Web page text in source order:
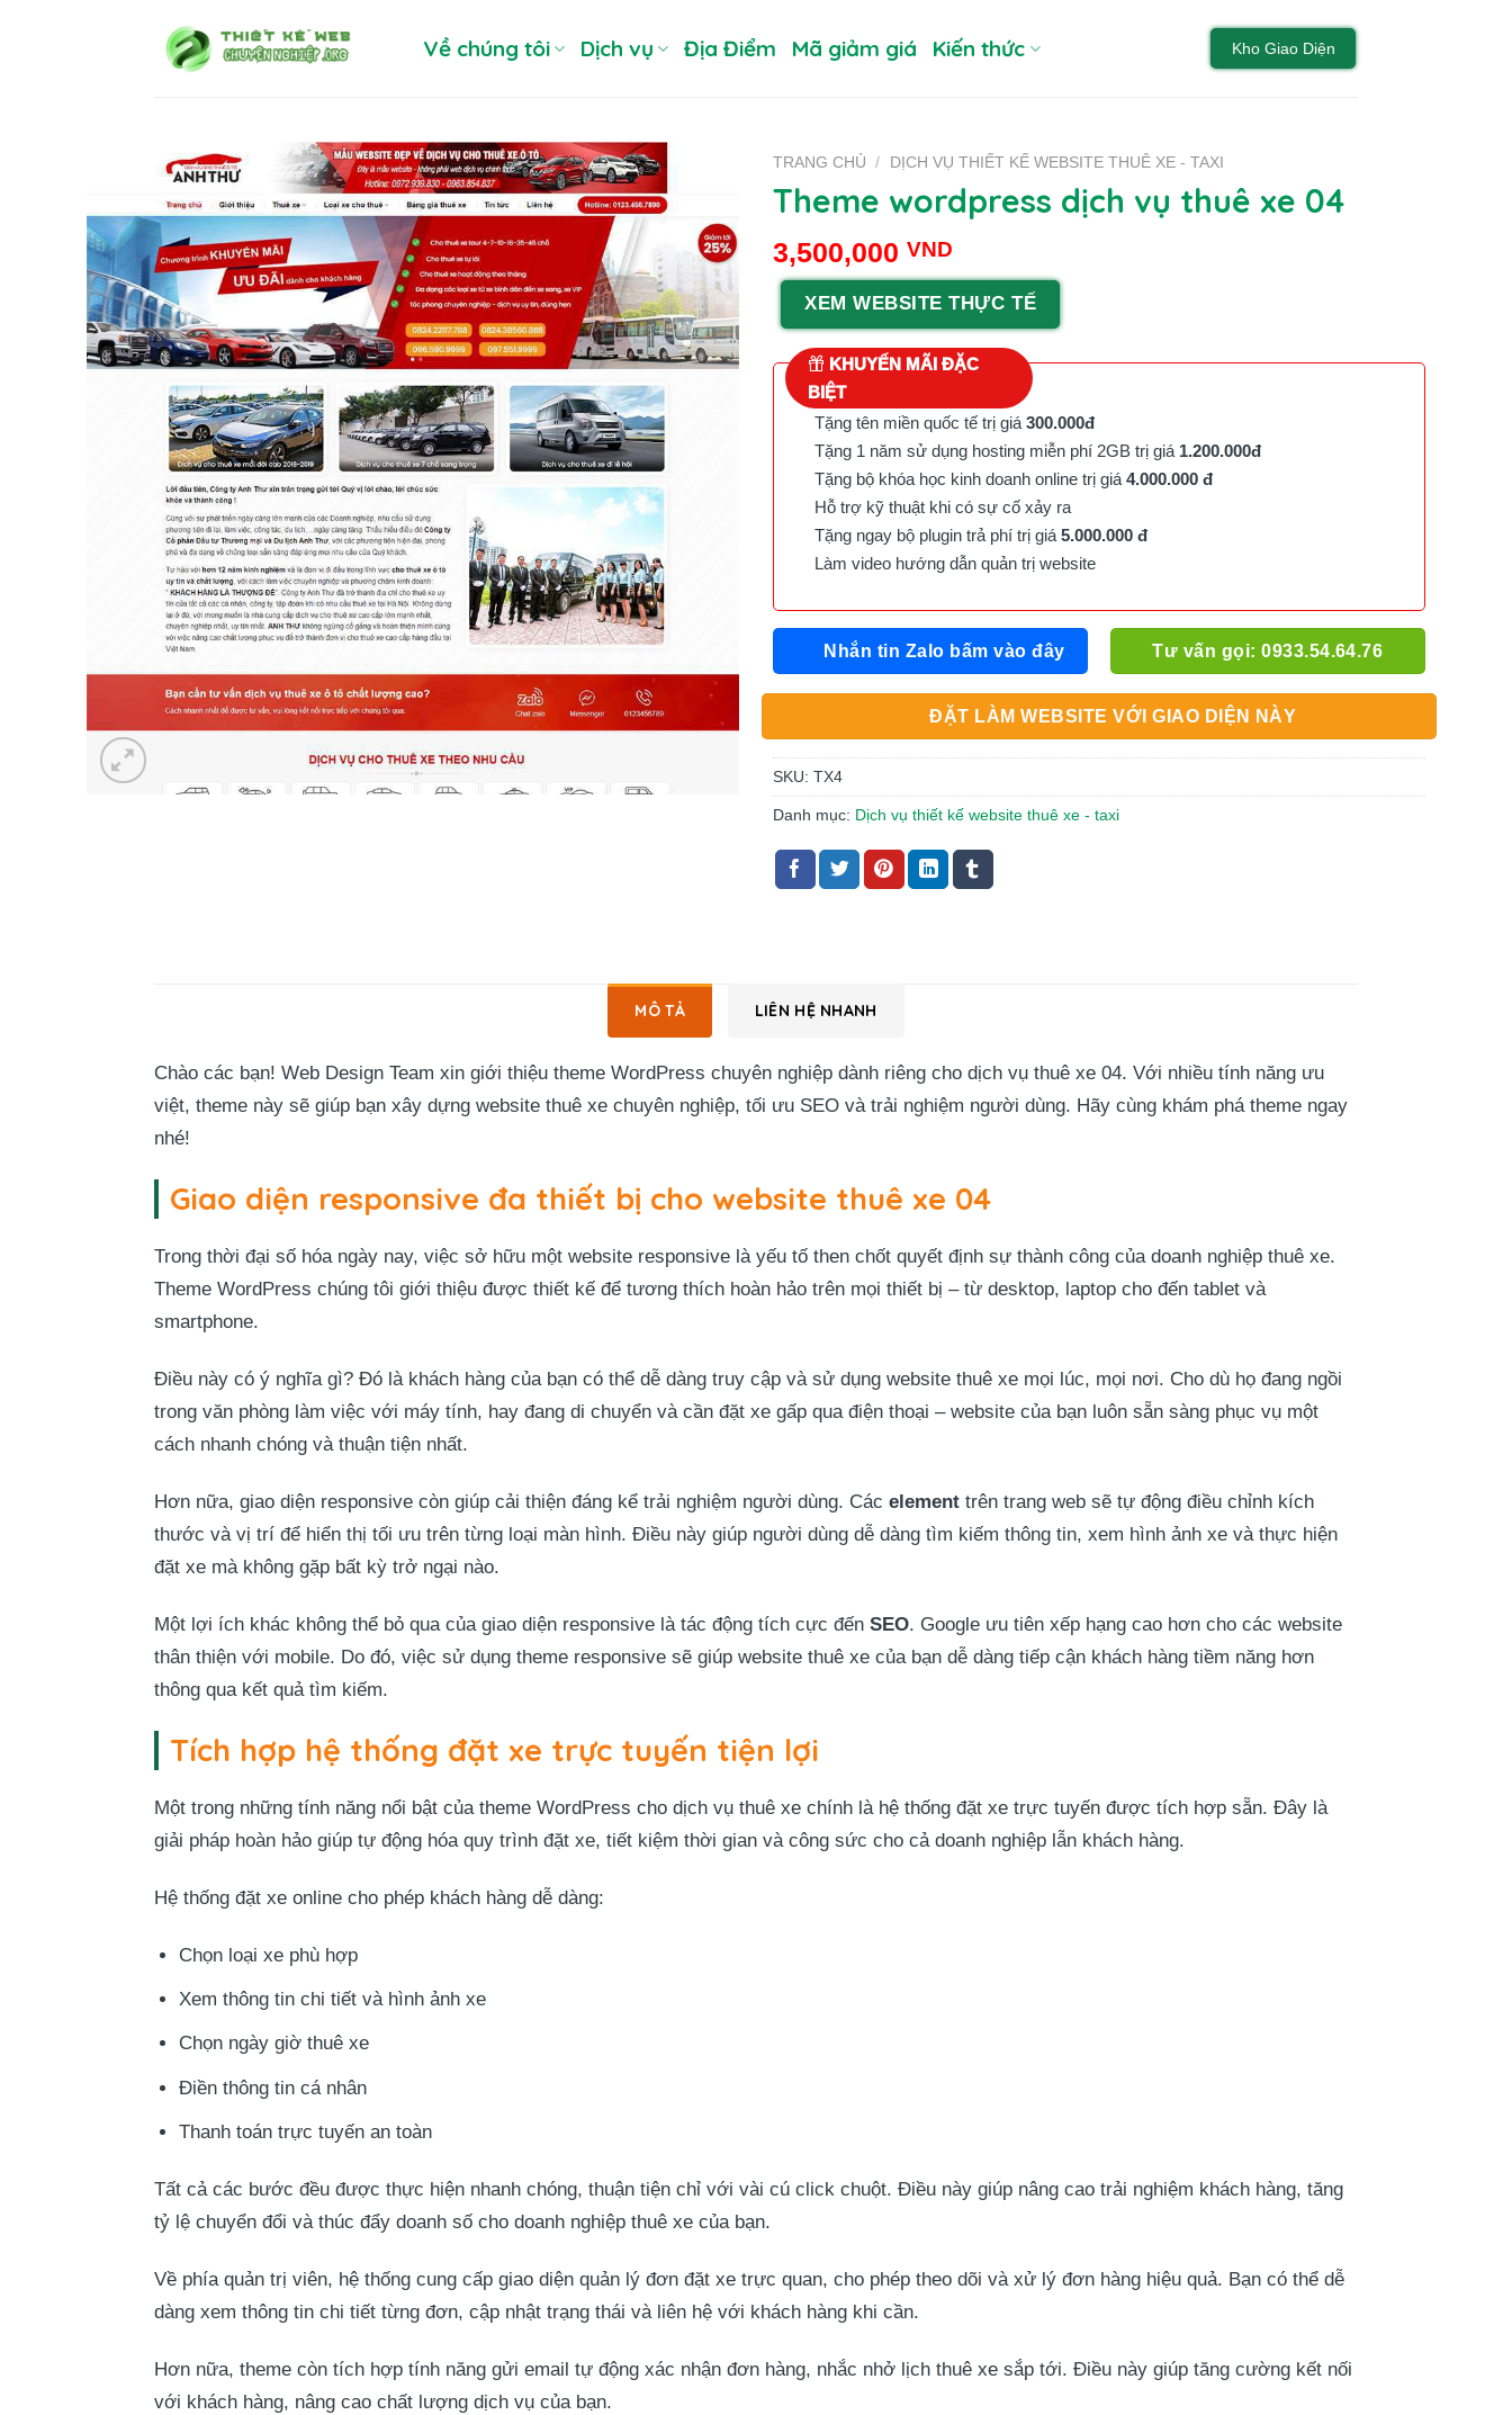
Về chúng tôi Dịch vụ Địa Điểm Mã giảm giá Kiến thức Kho Giao Diện
TRANG CHỦ / DỊCH VỤ THIẾT KẾ WEBSITE THUÊ XE - TAXI
Theme wordpress dịch vụ thuê xe 04
3,500,000 VND
XEM WEBSITE THỰC TẾ
KHUYẾN MÃI ĐẶC
BIỆT
Tặng tên miền quốc tế trị giá 300.000đ
Tặng 1 năm sử dụng hosting miễn phí 2GB trị giá 1.200.000đ
Tặng bộ khóa học kinh doanh online trị giá 4.000.000 đ
Hỗ trợ kỹ thuật khi có sự cố xảy ra
Tặng ngay bộ plugin trả phí trị giá 5.000.000 đ
Làm video hướng dẫn quản trị website
Nhắn tin Zalo bấm vào đây Tư vấn gọi: 0933.54.64.76
ĐẶT LÀM WEBSITE VỚI GIAO DIỆN NÀY
SKU: TX4
Danh mục: Dịch vụ thiết kế website thuê xe - taxi
MÔ TẢ LIÊN HỆ NHANH
Chào các bạn! Web Design Team xin giới thiệu theme WordPress chuyên nghiệp dành riêng cho dịch vụ thuê xe 04. Với nhiều tính năng ưu
việt, theme này sẽ giúp bạn xây dựng website thuê xe chuyên nghiệp, tối ưu SEO và trải nghiệm người dùng. Hãy cùng khám phá theme ngay
nhé!
Giao diện responsive đa thiết bị cho website thuê xe 04
Trong thời đại số hóa ngày nay, việc sở hữu một website responsive là yếu tố then chốt quyết định sự thành công của doanh nghiệp thuê xe.
Theme WordPress chúng tôi giới thiệu được thiết kế để tương thích hoàn hảo trên mọi thiết bị – từ desktop, laptop cho đến tablet và
smartphone.
Điều này có ý nghĩa gì? Đó là khách hàng của bạn có thể dễ dàng truy cập và sử dụng website thuê xe mọi lúc, mọi nơi. Cho dù họ đang ngồi
trong văn phòng làm việc với máy tính, hay đang di chuyển và cần đặt xe gấp qua điện thoại – website của bạn luôn sẵn sàng phục vụ một
cách nhanh chóng và thuận tiện nhất.
Hơn nữa, giao diện responsive còn giúp cải thiện đáng kể trải nghiệm người dùng. Các element trên trang web sẽ tự động điều chỉnh kích
thước và vị trí để hiển thị tối ưu trên từng loại màn hình. Điều này giúp người dùng dễ dàng tìm kiếm thông tin, xem hình ảnh xe và thực hiện
đặt xe mà không gặp bất kỳ trở ngại nào.
Một lợi ích khác không thể bỏ qua của giao diện responsive là tác động tích cực đến SEO. Google ưu tiên xếp hạng cao hơn cho các website
thân thiện với mobile. Do đó, việc sử dụng theme responsive sẽ giúp website thuê xe của bạn dễ dàng tiếp cận khách hàng tiềm năng hơn
thông qua kết quả tìm kiếm.
Tích hợp hệ thống đặt xe trực tuyến tiện lợi
Một trong những tính năng nổi bật của theme WordPress cho dịch vụ thuê xe chính là hệ thống đặt xe trực tuyến được tích hợp sẵn. Đây là
giải pháp hoàn hảo giúp tự động hóa quy trình đặt xe, tiết kiệm thời gian và công sức cho cả doanh nghiệp lẫn khách hàng.
Hệ thống đặt xe online cho phép khách hàng dễ dàng:
Chọn loại xe phù hợp
Xem thông tin chi tiết và hình ảnh xe
Chọn ngày giờ thuê xe
Điền thông tin cá nhân
Thanh toán trực tuyến an toàn
Tất cả các bước đều được thực hiện nhanh chóng, thuận tiện chỉ với vài cú click chuột. Điều này giúp nâng cao trải nghiệm khách hàng, tăng
tỷ lệ chuyển đổi và thúc đẩy doanh số cho doanh nghiệp thuê xe của bạn.
Về phía quản trị viên, hệ thống cung cấp giao diện quản lý đơn đặt xe trực quan, cho phép theo dõi và xử lý đơn hàng hiệu quả. Bạn có thể dễ
dàng xem thông tin chi tiết từng đơn, cập nhật trạng thái và liên hệ với khách hàng khi cần.
Hơn nữa, theme còn tích hợp tính năng gửi email tự động xác nhận đơn hàng, nhắc nhở lịch thuê xe sắp tới. Điều này giúp tăng cường kết nối
với khách hàng, nâng cao chất lượng dịch vụ của bạn.